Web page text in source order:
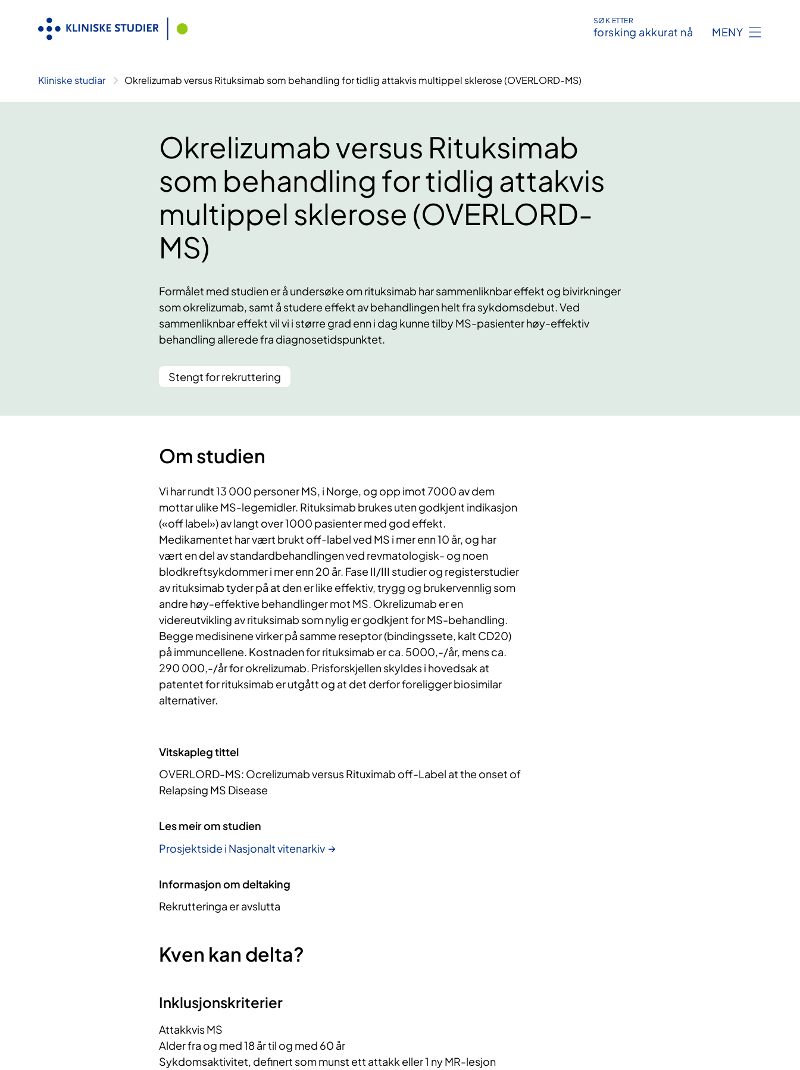
SØK ETTER
forsking akkurat nå MENY
Kliniske studiar Okrelizumab versus Rituksimab som behandling for tidlig attakvis multippel sklerose (OVERLORD-MS)
Okrelizumab versus Rituksimab
som behandling for tidlig attakvis
multippel sklerose (OVERLORD-
MS)
Formålet med studien er å undersøke om rituksimab har sammenliknbar effekt og bivirkninger
som okrelizumab, samt å studere effekt av behandlingen helt fra sykdomsdebut. Ved
sammenliknbar effekt vil vi i større grad enn i dag kunne tilby MS-pasienter høy-effektiv
behandling allerede fra diagnosetidspunktet.
Stengt for rekruttering
Om studien
Vi har rundt 13 000 personer MS, i Norge, og opp imot 7000 av dem
mottar ulike MS-legemidler. Rituksimab brukes uten godkjent indikasjon
(«off label») av langt over 1000 pasienter med god effekt.
Medikamentet har vært brukt off-label ved MS i mer enn 10 år, og har
vært en del av standardbehandlingen ved revmatologisk- og noen
blodkreftsykdommer i mer enn 20 år. Fase II/III studier og registerstudier
av rituksimab tyder på at den er like effektiv, trygg og brukervennlig som
andre høy-effektive behandlinger mot MS. Okrelizumab er en
videreutvikling av rituksimab som nylig er godkjent for MS-behandling.
Begge medisinene virker på samme reseptor (bindingssete, kalt CD20)
på immuncellene. Kostnaden for rituksimab er ca. 5000,-/år, mens ca.
290 000,-/år for okrelizumab. Prisforskjellen skyldes i hovedsak at
patentet for rituksimab er utgått og at det derfor foreligger biosimilar
alternativer.
Vitskapleg tittel
OVERLORD-MS: Ocrelizumab versus Rituximab off-Label at the onset of
Relapsing MS Disease
Les meir om studien
Prosjektside i Nasjonalt vitenarkiv
Informasjon om deltaking
Rekrutteringa er avslutta
Kven kan delta?
Inklusjonskriterier
Attakkvis MS
Alder fra og med 18 år til og med 60 år
Sykdomsaktivitet, definert som munst ett attakk eller 1 ny MR-lesjon